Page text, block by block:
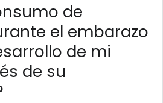
de
el embarazo
de mi
de su